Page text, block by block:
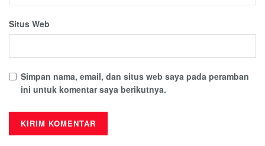
Situs Web
Simpan nama, email, dan situs web saya pada peramban
ini untuk komentar saya berikutnya.